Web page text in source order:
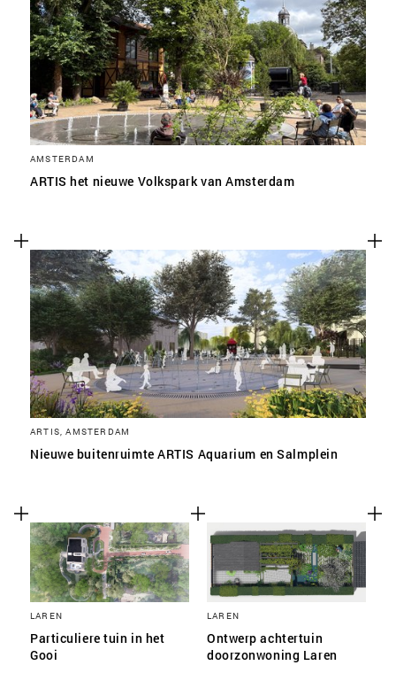
AMSTERDAM
ARTIS het nieuwe Volkspark van Amsterdam
ARTIS, AMSTERDAM
Nieuwe buitenruimte ARTIS Aquarium en Salmplein
LAREN
Particuliere tuin in het
Gooi
LAREN
Ontwerp achtertuin
doorzonwoning Laren
SLA VOORKEUREN OP